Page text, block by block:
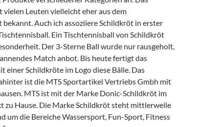
Leuten vielleicht eher aus dem
Auch ich assoziiere Schildkröt in erster
Ein Tischtennisball von Schildkröt
Der 3-Sterne Ball wurde nur rausgeholt,
Match anbot. Bis heute fertigt das
einer Schildkröte im Logo diese Bälle. Das
ist die MTS Sportartikel Vertriebs Gmbh mit
MTS ist mit der Marke Donic-Schildkröt im
zu Hause. Die Marke Schildkröt steht mittlerweile
um die Bereiche Wassersport, Fun-Sport, Fitness